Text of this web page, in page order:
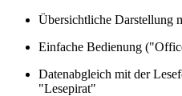
Übersichtliche Darstellung
Einfache Bedienung
Datenabgleich mit der
"Lesepirat"